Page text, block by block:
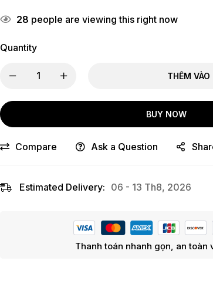
28 people are viewing this right now
Quantity
THÊM VÀO
BUY NOW
Compare Ask a Question
Estimated Delivery: 06 - 13 Th8, 2026
Thanh toán nhanh gọn, an toàn